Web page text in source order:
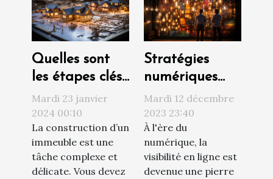
Quelles sont
les étapes clés
d’un projet de
construction ?
Mardi 23 janvier
2024 00:10
La construction d’un
immeuble est une
tâche complexe et
délicate. Vous devez
Stratégies
numériques
innovantes
pour
augmenter la
visibilité d'une
entreprise
Mardi 12 décembre
2023 23:40
À l'ère du
numérique, la
visibilité en ligne est
devenue une pierre